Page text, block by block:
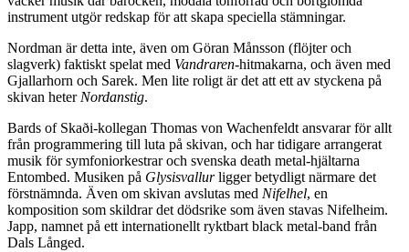
instrument utgör redskap för att skapa speciella stämningar.
Nordman är detta inte, även om Göran Månsson (flöjter och
slagverk) faktiskt spelat med Vandraren-hitmakarna, och även med
Gjallarhorn och Sarek. Men lite roligt är det att ett av styckena på
skivan heter Nordanstig.
Bards of Skaði-kollegan Thomas von Wachenfeldt ansvarar för allt
från programmering till luta på skivan, och har tidigare arrangerat
musik för symfoniorkestrar och svenska death metal-hjältarna
Entombed. Musiken på Glysisvallurligger betydligt närmare det
förstnämnda. Även om skivan avslutas med Nifelhel, en
komposition som skildrar det dödsrike som även stavas Nifelheim.
Japp, namnet på ett internationellt ryktbart black metal-band från
Dals Långed.